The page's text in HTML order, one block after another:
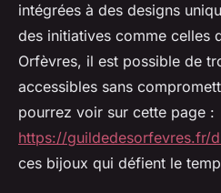
intégrées à des designs
des initiatives comme celles
Orfèvres, il est possible de
accessibles sans
pourrez voir sur cette page :
https://guildedesorfevres.fr/
ces bijoux qui défient le